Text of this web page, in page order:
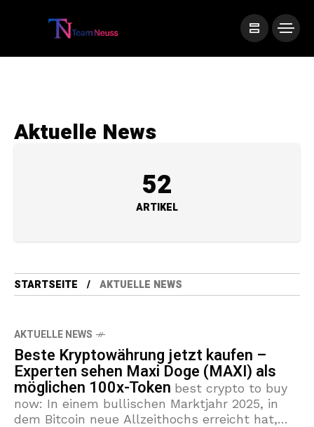
Aktuelle News
52
ARTIKEL
STARTSEITE AKTUELLE NEWS
AKTUELLE NEWS
Beste Kryptowährung jetzt kaufen –
Experten sehen Maxi Doge (MAXI) als
möglichen 100x-Token best crypto to buy
now: In einem bullischen Marktjahr 2025, in
dem Bitcoin neue Allzeithochs erreicht hat,